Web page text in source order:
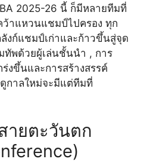
2025-26 นี้ ก็มีหลายทีมที่
ว้าแหวนแชมป์ไปครอง ทุก
งก์แชมป์เก่าและก้าวขึ้นสู่จุด
ทัพด้วยผู้เล่นชั้นนำ , การ
งขึ้นและการสร้างสรรค์
กาลใหม่จะมีแต่ทีมที่
ายตะวันตก